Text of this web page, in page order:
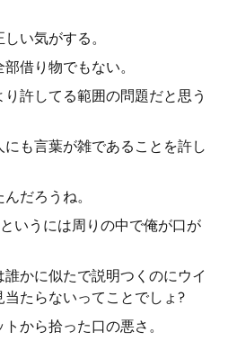
い気がする。
借り物でもない。
許してる範囲の問題だと思う
も言葉が雑であることを許し
だろうね。
いうには周りの中で俺が口が
かに似たで説明つくのにウイ
当たらないってことでしょ?
から拾った口の悪さ。